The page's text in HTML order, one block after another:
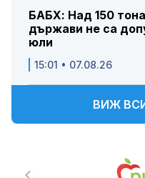
БАБХ: Над 150
държави не са
юли
15:01 • 07.08.26
ВИЖ